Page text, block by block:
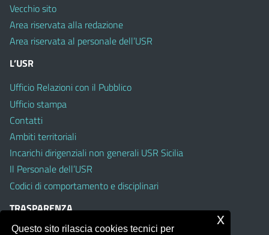
Vecchio sito
Area riservata alla redazione
Area riservata al personale dell’USR
L’USR
Ufficio Relazioni con il Pubblico
Ufficio stampa
Contatti
Ambiti territoriali
Incarichi dirigenziali non generali USR Sicilia
Il Personale dell’USR
Codici di comportamento e disciplinari
TRASPARENZA
Albo on line
Questo sito rilascia cookies tecnici per
x